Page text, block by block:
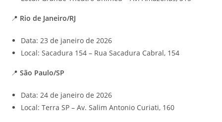
📍 Rio de Janeiro/RJ
Data: 23 de janeiro de 2026
Local: Sacadura 154 – Rua Sacadura Cabral, 154
📍São Paulo/SP
Data: 24 de janeiro de 2026
Local: Terra SP – Av. Salim Antonio Curiati, 160